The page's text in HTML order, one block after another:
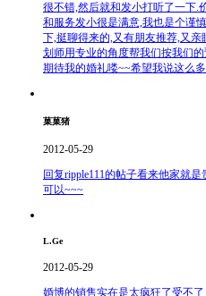
很不错,然后就和发小打听了一下.
和服务发小很是满意,我也是个谨
下,挺聊得来的,又有朋友推荐,又
划师用专业的角度帮我们按我们
期待我的婚礼喽~~希望我说这么
菓菓猪
2012-05-29
回复ripple111的帖子看来他家就
可以~~~
L.Ge
2012-05-29
婚博的销售实在是太疯狂了受不了